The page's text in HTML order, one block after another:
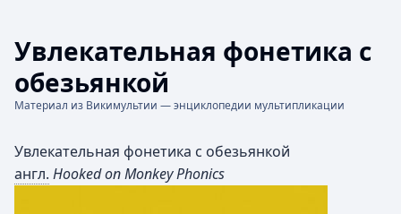
Увлекательная фонетика с
обезьянкой
Материал из Викимультии — энциклопедии мультипликации
Увлекательная фонетика с обезьянкой
англ. Hooked on Monkey Phonics